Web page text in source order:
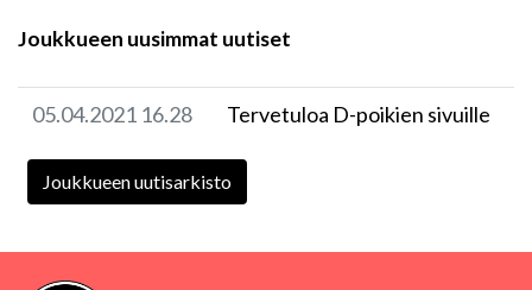
Joukkueen uusimmat uutiset
05.04.2021 16.28 Tervetuloa D-poikien sivuille
Joukkueen uutisarkisto